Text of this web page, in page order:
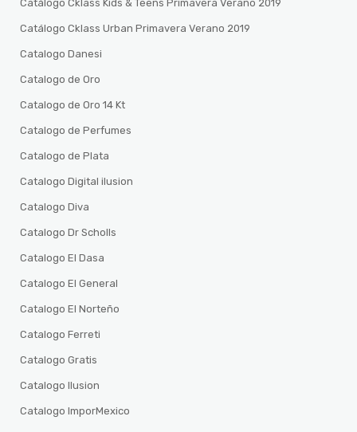
Catálogo Cklass Kids & Teens Primavera Verano 2019
Catálogo Cklass Urban Primavera Verano 2019
Catalogo Danesi
Catalogo de Oro
Catalogo de Oro 14 Kt
Catalogo de Perfumes
Catalogo de Plata
Catalogo Digital ilusion
Catalogo Diva
Catalogo Dr Scholls
Catalogo El Dasa
Catalogo El General
Catalogo El Norteño
Catalogo Ferreti
Catalogo Gratis
Catalogo Ilusion
Catalogo ImporMexico